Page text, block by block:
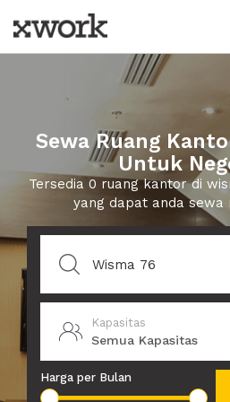
Sewa Ruang
Untuk
Tersedia 0 ruang kantor di
yang dapat anda sewa
Kapasitas
Semua Kapasitas
Harga per Bulan